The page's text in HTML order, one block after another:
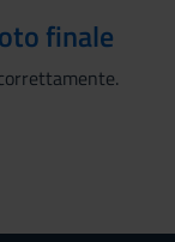
finale